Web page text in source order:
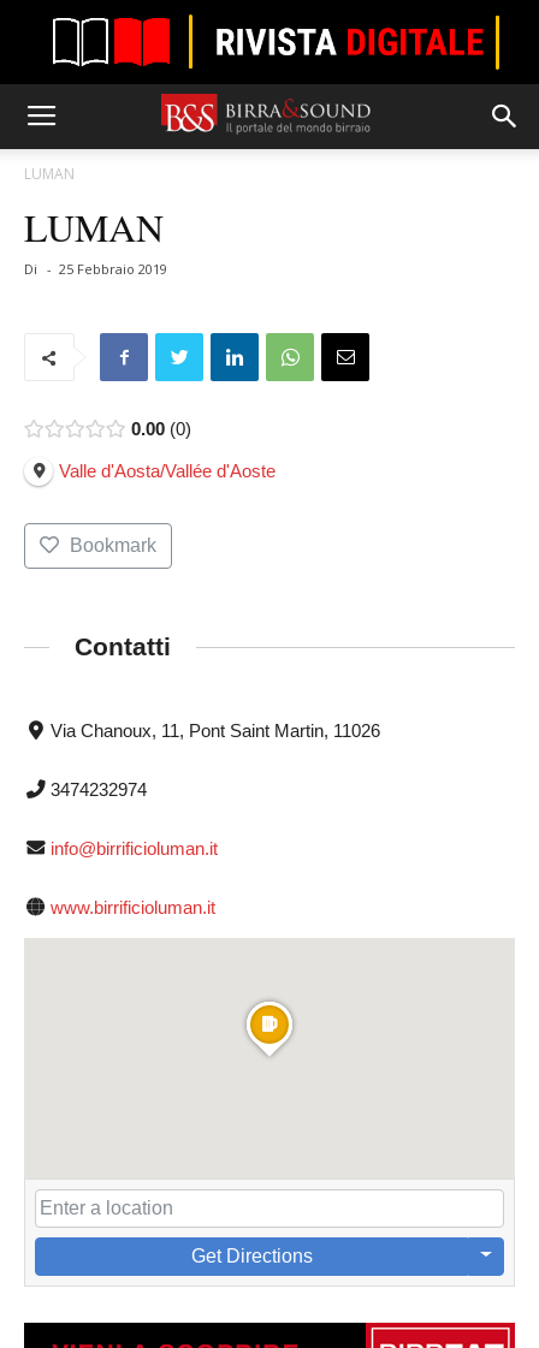
LUMAN
LUMAN
Di - 25 Febbraio 2019
0.00 0
Valle d'Aosta/Vallée d'Aoste
Bookmark
Contatti
Via Chanoux, 11, Pont Saint Martin, 11026
3474232974
info@birrificioluman.it
www.birrificioluman.it
Get Directions